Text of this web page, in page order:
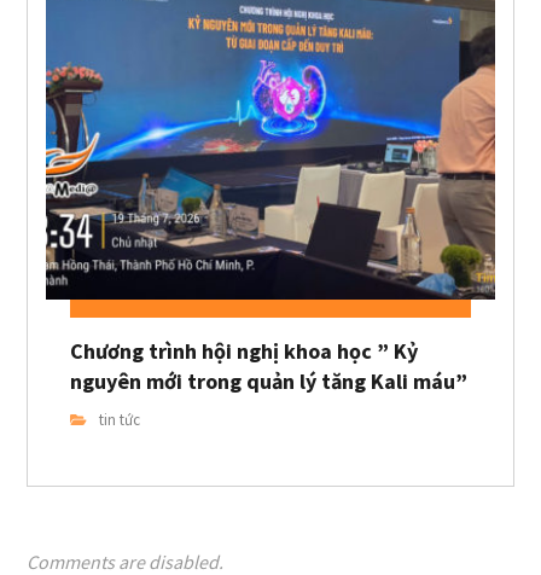
Chương trình hội nghị khoa học ” Kỷ
nguyên mới trong quản lý tăng Kali máu”
tin tức
Comments are disabled.